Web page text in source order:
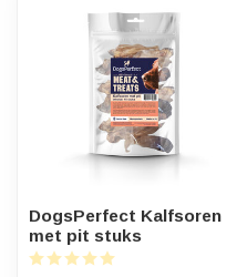
DogsPerfect Kalfsoren
met pit stuks